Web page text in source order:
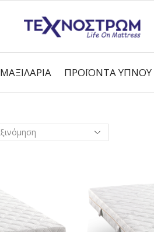
ΜΑΞΙΛΆΡΙΑ ΠΡΟΪΌΝΤΑ ΎΠΝΟΥ